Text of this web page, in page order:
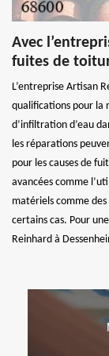
Avec
fuites de
L’entreprise Artisan
qualifications pour la
d’infiltration d’eau
les réparations
pour les causes de
avancées comme
matériels comme
certains cas. Pour
Reinhard à